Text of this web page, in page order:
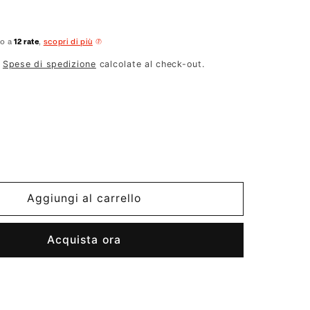
a 12 rate, scopri di più
Spese di spedizione calcolate al check-out.
Aggiungi al carrello
Acquista ora